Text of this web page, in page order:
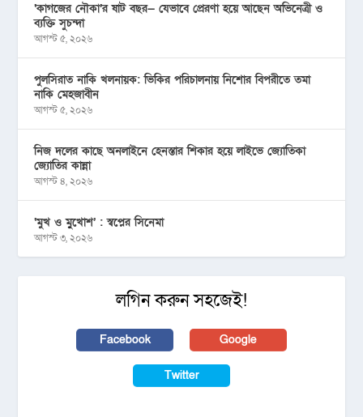
‘কাগজের নৌকা’র ষাট বছর— যেভাবে প্রেরণা হয়ে আছেন অভিনেত্রী ও
ব্যক্তি সুচন্দা
আগস্ট ৫, ২০২৬
পুলসিরাত নাকি খলনায়ক: ভিকির পরিচালনায় নিশোর বিপরীতে তমা
নাকি মেহজাবীন
আগস্ট ৫, ২০২৬
নিজ দলের কাছে অনলাইনে হেনস্তার শিকার হয়ে লাইভে জ্যোতিকা
জ্যোতির কান্না
আগস্ট ৪, ২০২৬
‘মুখ ও মু্খোশ’ : স্বপ্নের সিনেমা
আগস্ট ৩, ২০২৬
লগিন করুন সহজেই!
Facebook Google
Twitter